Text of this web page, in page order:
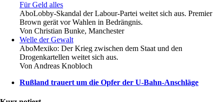
Für Geld alles
AboLobby-Skandal der Labour-Partei weitet sich aus. Premier
Brown gerät vor Wahlen in Bedrängnis.
Von Christian Bunke, Manchester
Welle der Gewalt
AboMexiko: Der Krieg zwischen dem Staat und den
Drogenkartellen weitet sich aus.
VonAndreas Knobloch
Rußland trauert um die Opfer der U-Bahn-Anschläge